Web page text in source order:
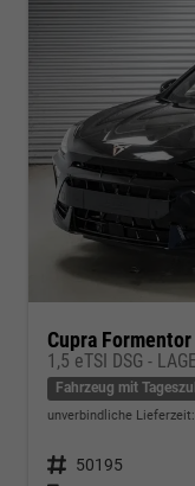
Cupra Formentor
1,5 eTSI DSG -
Fahrzeug mit
unverbindliche Lieferzeit:
Fahrzeugnr. 50195